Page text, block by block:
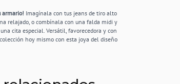
armario! Imagínala con tus jeans de tiro alto
relajado, o combínala con una falda midi y
cita especial. Versátil, favorecedora y con
hoy mismo con esta joya del diseño